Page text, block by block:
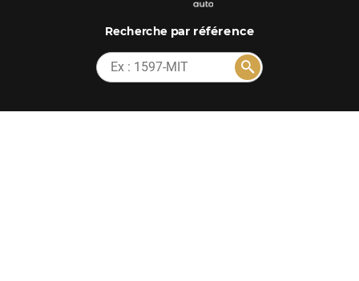
Recherchepar référence